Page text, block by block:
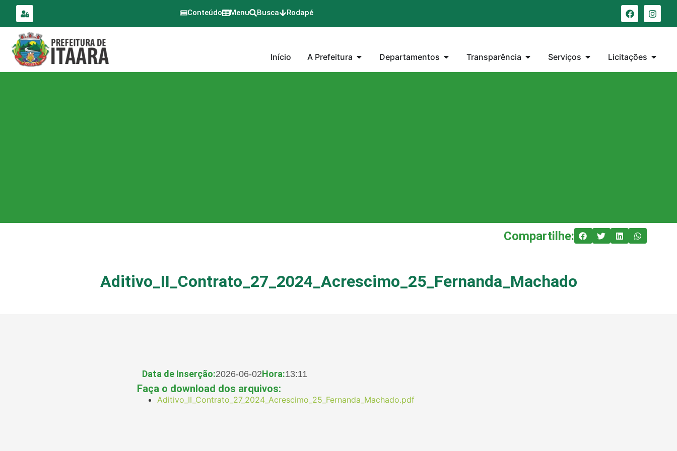
conteúdo
Conteúdo Menu Busca Rodapé
Início A Prefeitura Departamentos Transparência Serviços Licitações
Compartilhe:
Aditivo_II_Contrato_27_2024_Acrescimo_25_Fernanda_Machado
Data de Inserção:2026-06-02Hora:13:11
Faça o download dos arquivos:
Aditivo_II_Contrato_27_2024_Acrescimo_25_Fernanda_Machado.pdf